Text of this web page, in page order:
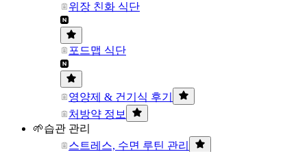
위장 친화 식단
포드맵 식단
영양제 & 건기식 후기
처방약 정보
🌱습관 관리
스트레스, 수면 루틴 관리